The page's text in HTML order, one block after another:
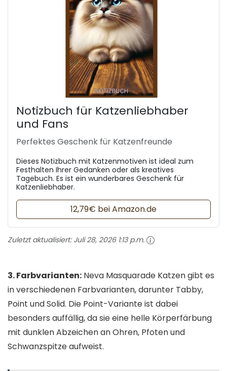
Notizbuch für Katzenliebhaber
und Fans
Perfektes Geschenk für Katzenfreunde
Dieses Notizbuch mit Katzenmotiven ist ideal zum
Festhalten Ihrer Gedanken oder als kreatives
Tagebuch. Es ist ein wunderbares Geschenk für
Katzenliebhaber.
12,79€ bei Amazon.de
Zuletzt aktualisiert: Juli 28, 2026 1:13 p.m.
3. Farbvarianten: Neva Masquarade Katzen gibt es
in verschiedenen Farbvarianten, darunter Tabby,
Point und Solid. Die Point-Variante ist dabei
besonders auffällig, da sie eine helle Körperfärbung
mit dunklen Abzeichen an Ohren, Pfoten und
Schwanzspitze aufweist.